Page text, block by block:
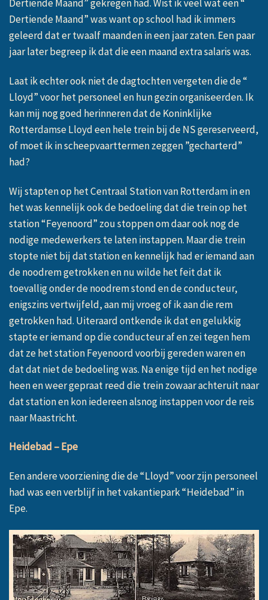
Dertiende Maand” gekregen had. Wist ik veel wat een “
Dertiende Maand” was want op school had ik immers
geleerd dat er twaalf maanden in een jaar zaten. Een paar
jaar later begreep ik dat die een maand extra salaris was.
Laat ik echter ook niet de dagtochten vergeten die de “
Lloyd” voor het personeel en hun gezin organiseerden. Ik
kan mij nog goed herinneren dat de Koninklijke
Rotterdamse Lloyd een hele trein bij de NS gereserveerd,
of moet ik in scheepvaarttermen zeggen ”gecharterd”
had?
Wij stapten op het Centraal Station van Rotterdam in en
het was kennelijk ook de bedoeling dat die trein op het
station “Feyenoord” zou stoppen om daar ook nog de
nodige medewerkers te laten instappen. Maar die trein
stopte niet bij dat station en kennelijk had er iemand aan
de noodrem getrokken en nu wilde het feit dat ik
toevallig onder de noodrem stond en de conducteur,
enigszins vertwijfeld, aan mij vroeg of ik aan die rem
getrokken had. Uiteraard ontkende ik dat en gelukkig
stapte er iemand op die conducteur af en zei tegen hem
dat ze het station Feyenoord voorbij gereden waren en
dat dat niet de bedoeling was. Na enige tijd en het nodige
heen en weer gepraat reed die trein zowaar achteruit naar
dat station en kon iedereen alsnog instappen voor de reis
naar Maastricht.
Heidebad – Epe
Een andere voorziening die de “Lloyd” voor zijn personeel
had was een verblijf in het vakantiepark “Heidebad” in
Epe.